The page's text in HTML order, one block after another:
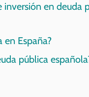
en deuda
en España?
pública